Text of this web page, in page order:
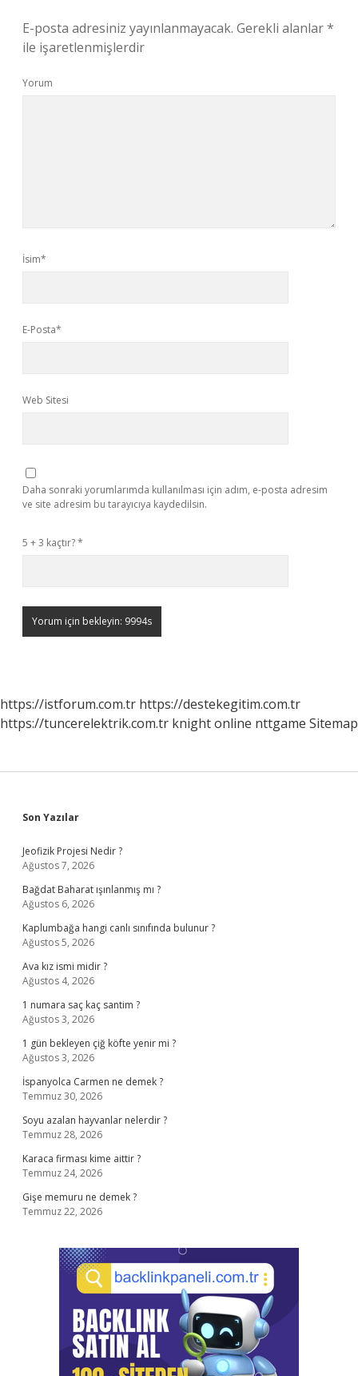
E-posta adresiniz yayınlanmayacak. Gerekli alanlar*
ile işaretlenmişlerdir
Yorum
İsim*
E-Posta*
Web Sitesi
Daha sonraki yorumlarımda kullanılması için adım, e-posta adresim
ve site adresim bu tarayıcıya kaydedilsin.
5 + 3 kaçtır?*
https://istforum.com.tr https://destekegitim.com.tr
https://tuncerelektrik.com.tr knight online nttgame Sitemap
Sidebar
Son Yazılar
Jeofizik Projesi Nedir ?
Ağustos 7, 2026
Bağdat Baharat ışınlanmış mı ?
Ağustos 6, 2026
Kaplumbağa hangi canlı sınıfında bulunur ?
Ağustos 5, 2026
Ava kız ismi midir ?
Ağustos 4, 2026
1 numara saç kaç santim ?
Ağustos 3, 2026
1 gün bekleyen çiğ köfte yenir mi ?
Ağustos 3, 2026
İspanyolca Carmen ne demek ?
Temmuz 30, 2026
Soyu azalan hayvanlar nelerdir ?
Temmuz 28, 2026
Karaca firması kime aittir ?
Temmuz 24, 2026
Gişe memuru ne demek ?
Temmuz 22, 2026